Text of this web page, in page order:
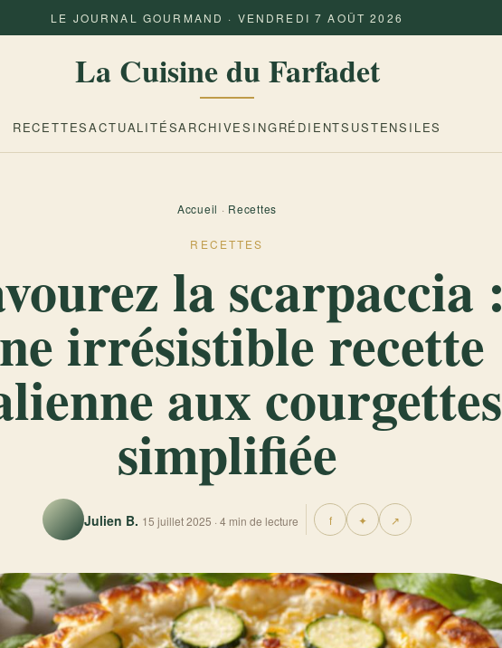
LE JOURNAL GOURMAND · VENDREDI 7 AOÛT 2026
La Cuisine du Farfadet
RECETTESACTUALITÉSARCHIVES INGRÉDIENTS USTENSILES
Accueil · Recettes
RECETTES
la scarpaccia :
irrésistible recette
aux courgettes
simplifiée
Julien B. 15 juillet 2025 · 4 min de lecture f ✦ ↗